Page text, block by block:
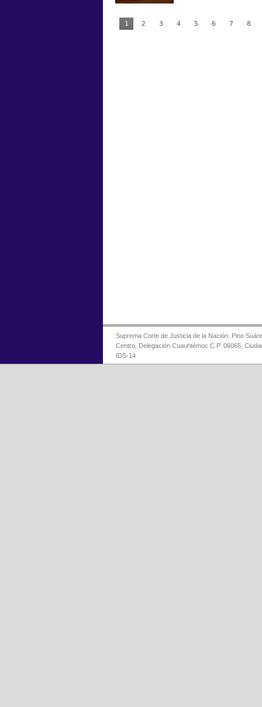
1 2 3 4 5 6 7 8
Suprema Corte de Justicia de la Nación: Pino
Centro, Delegación Cuauhtémoc C.P. 06065,
IDS-14